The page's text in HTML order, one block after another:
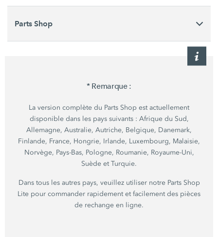
Parts Shop
* Remarque :
La version complète du Parts Shop est actuellement
disponible dans les pays suivants : Afrique du Sud,
Allemagne, Australie, Autriche, Belgique, Danemark,
Finlande, France, Hongrie, Irlande, Luxembourg, Malaisie,
Norvège, Pays-Bas, Pologne, Roumanie, Royaume-Uni,
Suède et Turquie.
Dans tous les autres pays, veuillez utiliser notre Parts Shop
Lite pour commander rapidement et facilement des pièces
de rechange en ligne.